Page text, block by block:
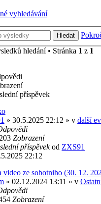
vyhledávání
Hledat
hledání • Stránka 1 z 1
příspěvek
» 30.5.2025 22:12 » v další
Zobrazení
příspěvekod ZXS91
22:12
video ze sobotniho (30. 12.
» 02.12.2024 13:11 » v
Zobrazení